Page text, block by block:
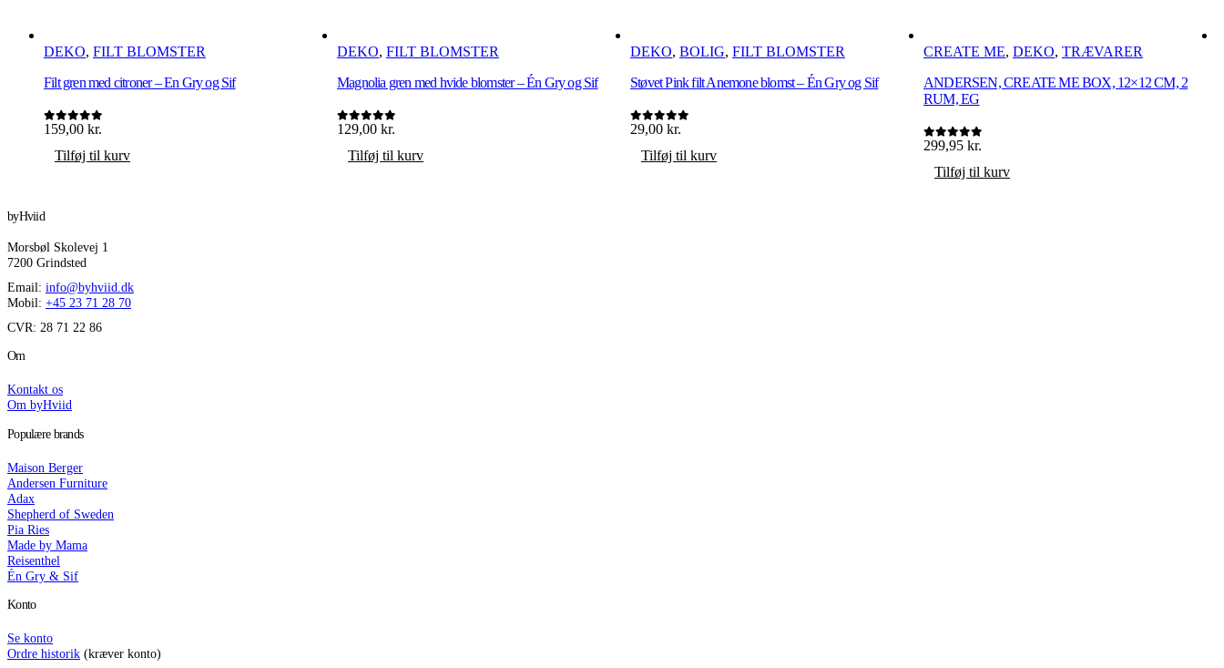
DEKO, FILT BLOMSTER
Filt gren med citroner – En Gry og Sif
ud af 5
159,00 kr.
Tilføj til kurv
DEKO, FILT BLOMSTER
Magnolia gren med hvide blomster – Én Gry og Sif
ud af 5
129,00 kr.
Tilføj til kurv
DEKO, BOLIG, FILT BLOMSTER
Støvet Pink filt Anemone blomst – Én Gry og Sif
0ud af 5
29,00 kr.
Tilføj til kurv
CREATE ME, DEKO, TRÆVARER
ANDERSEN, CREATE ME BOX, 12×12 CM, 2
RUM, EG
0ud af 5
299,95 kr.
Tilføj til kurv
byHviid
Morsbøl Skolevej 1
7200 Grindsted
Email: info@byhviid.dk
Mobil: +45 23 71 28 70
CVR: 28 71 22 86
Om
Kontakt os
Om byHviid
Populære brands
Maison Berger
Andersen Furniture
Adax
Shepherd of Sweden
Pia Ries
Made by Mama
Reisenthel
Én Gry & Sif
Konto
Se konto
Ordre historik (kræver konto)